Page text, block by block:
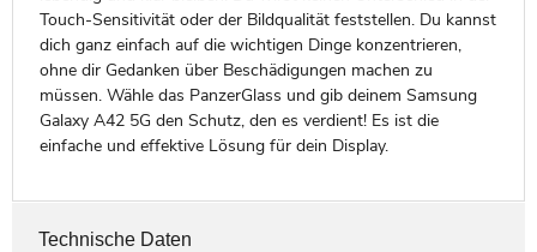
Touch-Sensitivität oder der Bildqualität feststellen. Du kannst
dich ganz einfach auf die wichtigen Dinge konzentrieren,
ohne dir Gedanken über Beschädigungen machen zu
müssen. Wähle das PanzerGlass und gib deinem Samsung
Galaxy A42 5G den Schutz, den es verdient! Es ist die
einfache und effektive Lösung für dein Display.
Technische Daten